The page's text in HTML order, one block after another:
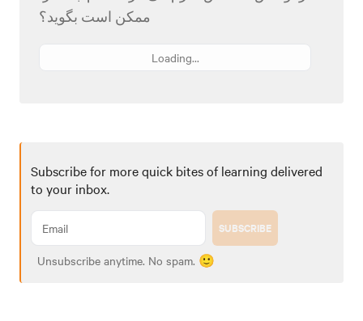
ممکن است بگوید؟
Loading...
Subscribe for more quick bites of learning delivered
to your inbox.
SUBSCRIBE
Unsubscribe anytime. No spam. 🙂